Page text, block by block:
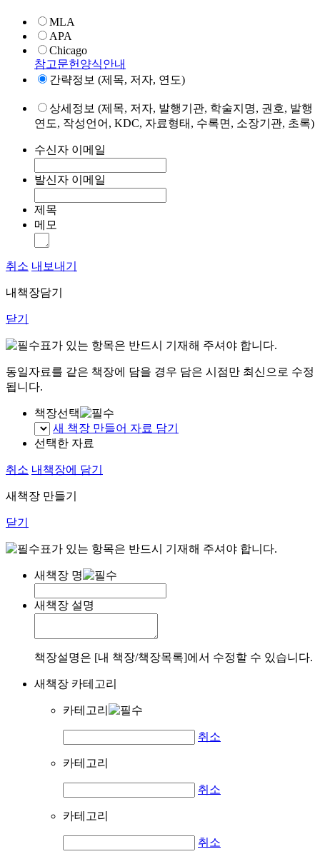
MLA
APA
Chicago
참고문헌양식안내
간략정보 (제목, 저자, 연도)
상세정보 (제목, 저자, 발행기관, 학술지명, 권호, 발행
연도, 작성언어, KDC, 자료형태, 수록면, 소장기관, 초록)
수신자 이메일
발신자 이메일
제목
메모
취소 내보내기
내책장담기
닫기
표가 있는 항목은 반드시 기재해 주셔야 합니다.
동일자료를 같은 책장에 담을 경우 담은 시점만 최신으로 수정
됩니다.
책장선택
새 책장 만들어 자료 담기
선택한 자료
취소 내책장에 담기
새책장 만들기
닫기
표가 있는 항목은 반드시 기재해 주셔야 합니다.
새책장 명
새책장 설명
책장설명은 [내 책장/책장목록]에서 수정할 수 있습니다.
새책장 카테고리
카테고리
취소
카테고리
취소
카테고리
취소